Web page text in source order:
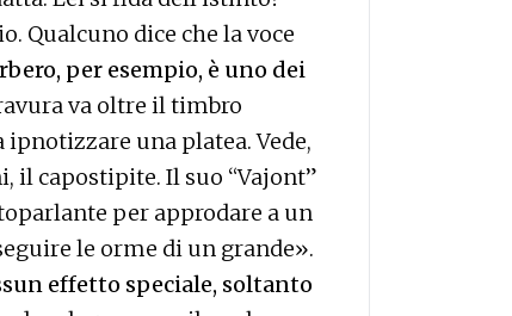
Qualcuno dice che la voce
per esempio, è uno dei
va oltre il timbro
una platea. Vede,
il capostipite. Il suo “Vajont”
per approdare a un
le orme di un grande».
effetto speciale, soltanto